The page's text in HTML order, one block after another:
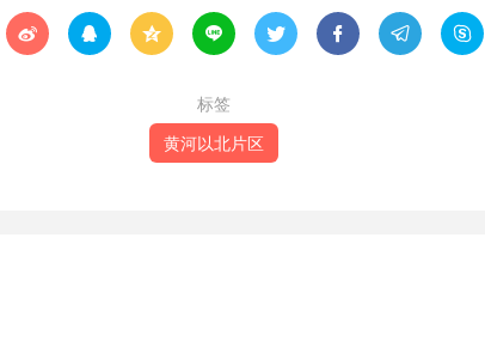
       
标签
黄河以北片区